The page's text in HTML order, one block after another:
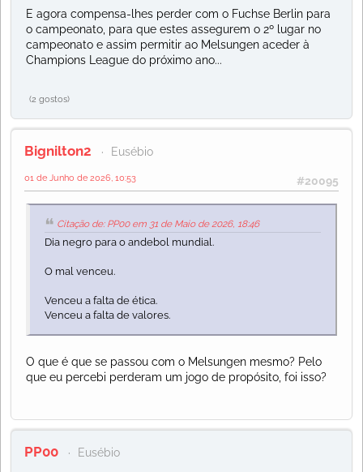
E agora compensa-lhes perder com o Fuchse Berlin para
o campeonato, para que estes assegurem o 2º lugar no
campeonato e assim permitir ao Melsungen aceder à
Champions League do próximo ano...
(2 gostos)
Bignilton2 Eusébio
#20095
01 de Junho de 2026, 10:53
Citação de: PP00 em 31 de Maio de 2026, 18:46
Dia negro para o andebol mundial.
O mal venceu.
Venceu a falta de ética.
Venceu a falta de valores.
O que é que se passou com o Melsungen mesmo? Pelo
que eu percebi perderam um jogo de propósito, foi isso?
PP00 Eusébio